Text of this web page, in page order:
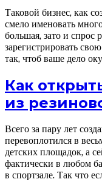
Таковой бизнес, как
смело именовать
большая, зато и спрос
зарегистрировать
так, чтоб ваше дело
Как
из
Всего за пару лет
перевоплотился в
детских площадок, а
фактически в любом
в спортзале. Так что